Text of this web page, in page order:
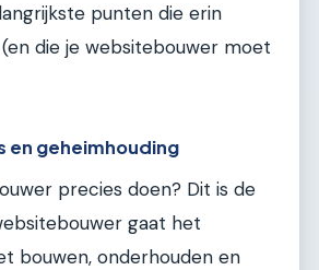
punten die erin
die je websitebouwer moet
en geheimhouding
precies doen? Dit is de
gaat het
bouwen, onderhouden en